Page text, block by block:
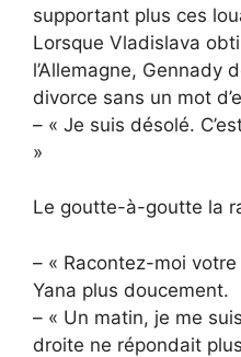
supportant plus ces
Lorsque Vladislava
l’Allemagne, Gennady
divorce sans un mot
– « Je suis désolé.
»
Le goutte-à-goutte la
– « Racontez-moi
Yana plus doucement.
– « Un matin, je me
droite ne répondait